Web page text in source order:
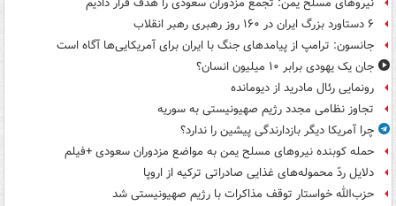
۶ دستاورد بزرگ ایران در ۱۶۰ روز رهبری رهبر انقلاب
جانسون: ترامپ از پیامدهای جنگ با ایران برای آمریکایی‌ها آگاه است
جان یک یهودی برابر ۱۰ میلیون انسان؟
رونمایی رئال مادرید از دیومانده
تجاوز نظامی مجدد رژیم صهیونیستی به سوریه
چرا آمریکا دیگر بازدارندگی پیشین را ندارد؟
حمله کوبنده نیروهای مسلح یمن به مواضع مزدوران سعودی +فیلم
دلایل ردّ محموله‌های غذایی صادراتی ترکیه از اروپا
حزب‌الله خواستار توقف مذاکرات با رژیم صهیونیستی شد